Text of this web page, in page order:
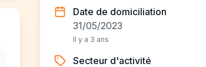
Date de domiciliation
31/05/2023
Il y a 3 ans
Secteur d'activité